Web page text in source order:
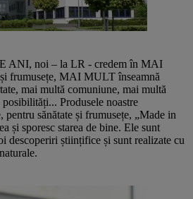
ANI, noi – la LR - credem în MAI
frumusețe, MAI MULT înseamnă
mai multă comuniune, mai multă
Produsele noastre
pentru sănătate și frumusețe, „Made in
și sporesc starea de bine. Ele sunt
descoperiri științifice și sunt realizate cu